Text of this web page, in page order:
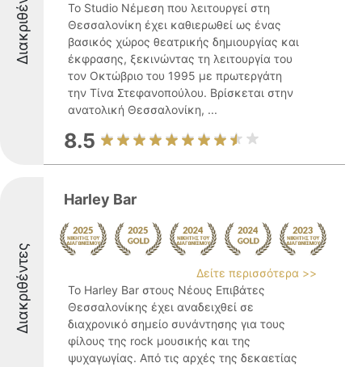
Διακριθέντες
Το Studio Νέμεση που λειτουργεί στη
Θεσσαλονίκη έχει καθιερωθεί ως ένας
βασικός χώρος θεατρικής δημιουργίας και
έκφρασης, ξεκινώντας τη λειτουργία του
τον Οκτώβριο του 1995 με πρωτεργάτη
την Τίνα Στεφανοπούλου. Βρίσκεται στην
ανατολική Θεσσαλονίκη, ...
8.5
Διακριθέντες
Harley Bar
Δείτε περισσότερα >>
Το Harley Bar στους Νέους Επιβάτες
Θεσσαλονίκης έχει αναδειχθεί σε
διαχρονικό σημείο συνάντησης για τους
φίλους της rock μουσικής και της
ψυχαγωγίας. Από τις αρχές της δεκαετίας